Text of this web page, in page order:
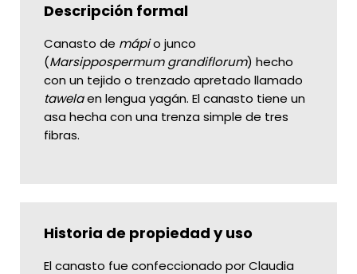
Descripción formal
Canasto de mápio junco
(Marsippospermum grandiflorum) hecho
con un tejido o trenzado apretado llamado
tawelaen lengua yagán. El canasto tiene un
asa hecha con una trenza simple de tres
fibras.
Historia de propiedad y uso
El canasto fue confeccionado por Claudia